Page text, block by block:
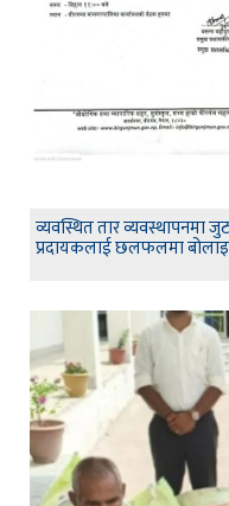
व्यवस्थित तार व्यवस्थापनमा
प्रदायकलाई छलफलमा